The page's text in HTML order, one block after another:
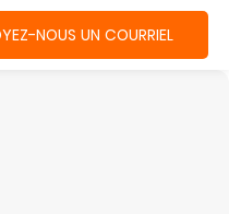
NOUS UN COURRIEL